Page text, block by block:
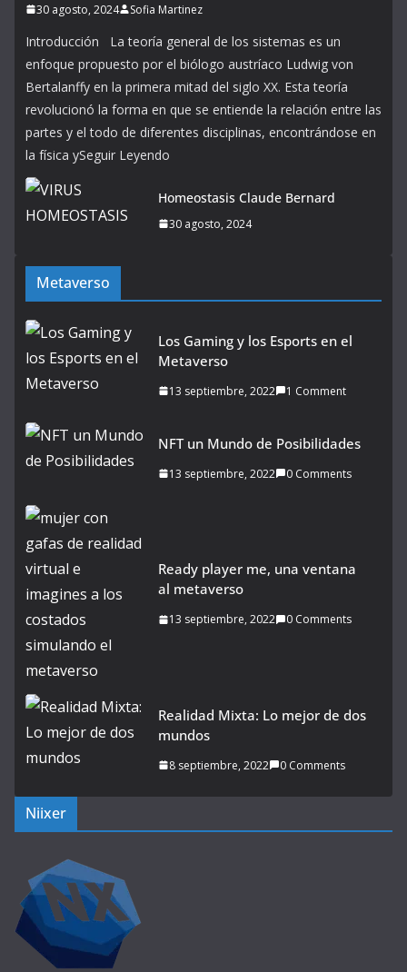
30 agosto, 2024 Sofia Martinez
Introducción La teoría general de los sistemas es un
enfoque propuesto por el biólogo austríaco Ludwig von
Bertalanffy en la primera mitad del siglo XX. Esta teoría
revolucionó la forma en que se entiende la relación entre las
partes y el todo de diferentes disciplinas, encontrándose en
la física ySeguir Leyendo
Homeostasis Claude Bernard
30 agosto, 2024
Metaverso
Los Gaming y los Esports en el
Metaverso
13 septiembre, 2022 1 Comment
NFT un Mundo de Posibilidades
13 septiembre, 2022 0 Comments
Ready player me, una ventana
al metaverso
13 septiembre, 2022 0 Comments
Realidad Mixta: Lo mejor de dos
mundos
8 septiembre, 2022 0 Comments
Niixer